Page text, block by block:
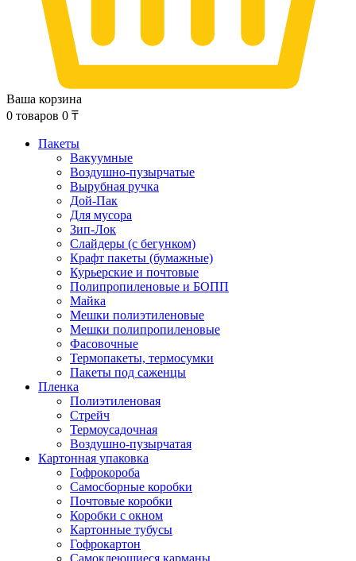
Ваша корзина
0 товаров 0 ₸
Пакеты
Вакуумные
Воздушно-пузырчатые
Вырубная ручка
Дой-Пак
Для мусора
Зип-Лок
Слайдеры (с бегунком)
Крафт пакеты (бумажные)
Курьерские и почтовые
Полипропиленовые и БОПП
Майка
Мешки полиэтиленовые
Мешки полипропиленовые
Фасовочные
Термопакеты, термосумки
Пакеты под саженцы
Пленка
Полиэтиленовая
Стрейч
Термоусадочная
Воздушно-пузырчатая
Картонная упаковка
Гофрокороба
Самосборные коробки
Почтовые коробки
Коробки с окном
Картонные тубусы
Гофрокартон
Самоклеющиеся карманы